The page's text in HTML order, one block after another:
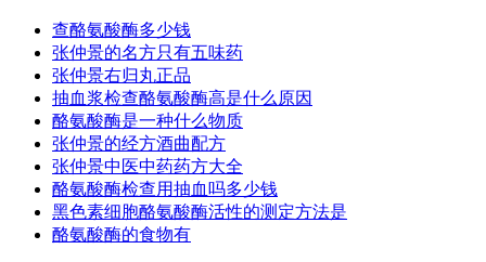
查酪氨酸酶多少钱
张仲景的名方只有五味药
张仲景右归丸正品
抽血浆检查酪氨酸酶高是什么原因
酪氨酸酶是一种什么物质
张仲景的经方酒曲配方
张仲景中医中药药方大全
酪氨酸酶检查用抽血吗多少钱
黑色素细胞酪氨酸酶活性的测定方法是
酪氨酸酶的食物有